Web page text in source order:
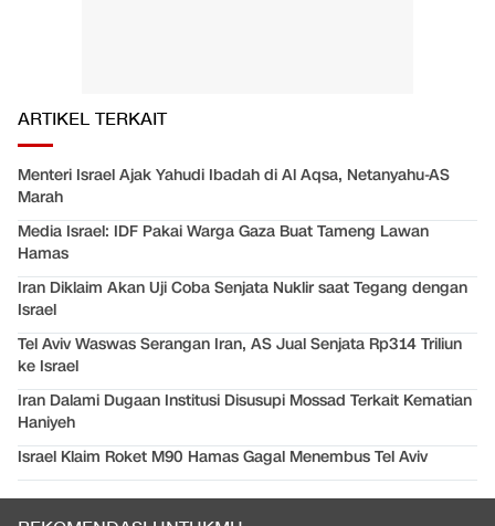
ARTIKEL TERKAIT
Menteri Israel Ajak Yahudi Ibadah di Al Aqsa, Netanyahu-AS
Marah
Media Israel: IDF Pakai Warga Gaza Buat Tameng Lawan
Hamas
Iran Diklaim Akan Uji Coba Senjata Nuklir saat Tegang dengan
Israel
Tel Aviv Waswas Serangan Iran, AS Jual Senjata Rp314 Triliun
ke Israel
Iran Dalami Dugaan Institusi Disusupi Mossad Terkait Kematian
Haniyeh
Israel Klaim Roket M90 Hamas Gagal Menembus Tel Aviv